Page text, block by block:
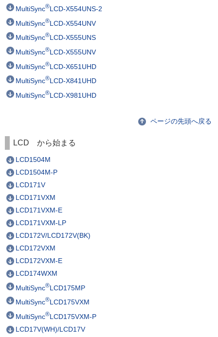
MultiSync®LCD-X554UNS-2
MultiSync®LCD-X554UNV
MultiSync®LCD-X555UNS
MultiSync®LCD-X555UNV
MultiSync®LCD-X651UHD
MultiSync®LCD-X841UHD
MultiSync®LCD-X981UHD
ページの先頭へ戻る
LCD から始まる
LCD1504M
LCD1504M-P
LCD171V
LCD171VXM
LCD171VXM-E
LCD171VXM-LP
LCD172V/LCD172V(BK)
LCD172VXM
LCD172VXM-E
LCD174WXM
MultiSync®LCD175MP
MultiSync®LCD175VXM
MultiSync®LCD175VXM-P
LCD17V(WH)/LCD17V